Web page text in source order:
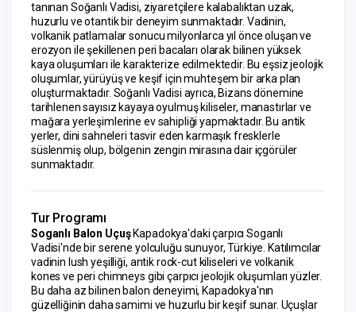
tanınan Soğanlı Vadisi, ziyaretçilere kalabalıktan uzak,
huzurlu ve otantik bir deneyim sunmaktadır. Vadinin,
volkanik patlamalar sonucu milyonlarca yıl önce oluşan ve
erozyon ile şekillenen peri bacaları olarak bilinen yüksek
kaya oluşumları ile karakterize edilmektedir. Bu eşsiz jeolojik
oluşumlar, yürüyüş ve keşif için muhteşem bir arka plan
oluşturmaktadır. Soğanlı Vadisi ayrıca, Bizans dönemine
tarihlenen sayısız kayaya oyulmuş kiliseler, manastırlar ve
mağara yerleşimlerine ev sahipliği yapmaktadır. Bu antik
yerler, dini sahneleri tasvir eden karmaşık fresklerle
süslenmiş olup, bölgenin zengin mirasına dair içgörüler
sunmaktadır.
Tur Programı
Soganlı Balon UçuşKapadokya'daki çarpıcı Soganlı
Vadisi'nde bir serene yolculuğu sunuyor, Türkiye. Katılımcılar
vadinin lush yeşilliği, antik rock-cut kiliseleri ve volkanik
kones ve peri chimneys gibi çarpıcı jeolojik oluşumları yüzler.
Bu daha az bilinen balon deneyimi, Kapadokya'nın
güzelliğinin daha samimi ve huzurlu bir keşif sunar. Uçuşlar